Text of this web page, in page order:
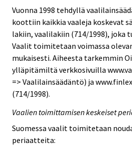
Vuonna 1998 tehdyllä
koottiin kaikkia vaaleja koskevat
lakiin, vaalilakiin (714/1998), joka
Vaalit toimitetaan voimassa
mukaisesti. Aiheesta tarkemmin
ylläpitämiltä verkkosivuilla
=> Vaalilainsäädäntö) ja
(714/1998).
Vaalien toimittamisen keskeiset
Suomessa vaalit toimitetaan
periaatteita: